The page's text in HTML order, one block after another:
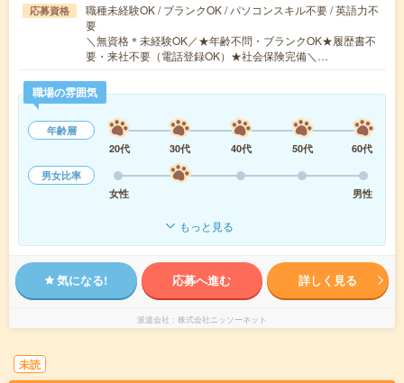
応募資格
職種未経験OK / ブランクOK / パソコンスキル不要 / 英語力不
要
＼無資格＊未経験OK／★年齢不問・ブランクOK★履歴書不
要・来社不要（電話登録OK）★社会保険完備＼…
職場の雰囲気
年齢層
20代
30代 40代 50代
60代
男女比率
女性
男性
もっと見る
気になる! 応募へ進む 詳しく見る
派遣会社 株式会社ニッソーネット
未読